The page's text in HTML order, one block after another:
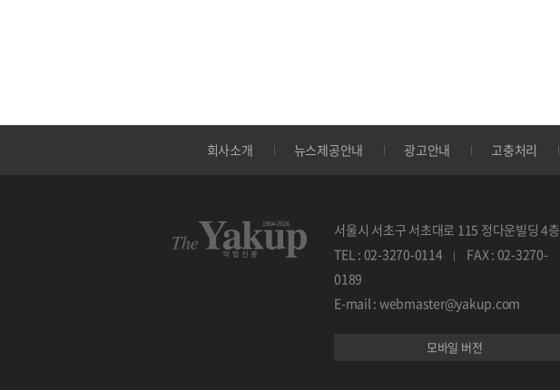
회사소개 뉴스제공안내 광고안내 고충처리
서울시 서초구 서초대로 115 정다운빌딩 4층
TEL : 02-3270-0114
FAX : 02-3270-
0189
E-mail : webmaster@yakup.com
모바일 버전